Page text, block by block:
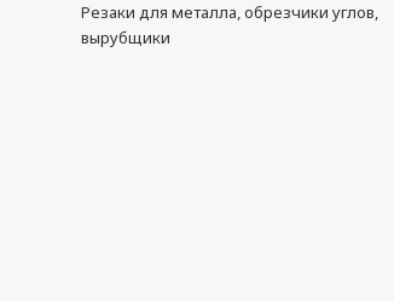
Резаки для металла, обрезчики углов,
вырубщики